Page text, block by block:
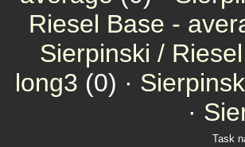
Riesel Base -
Sierpinski /
long3 (0) ·
·
Task